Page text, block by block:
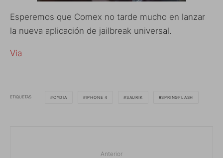
Esperemos que Comex no tarde mucho en lanzar
la nueva aplicación de jailbreak universal.
Via
ETIQUETAS CYDIA IPHONE 4 SAURIK SPRINGFLASH
Anterior